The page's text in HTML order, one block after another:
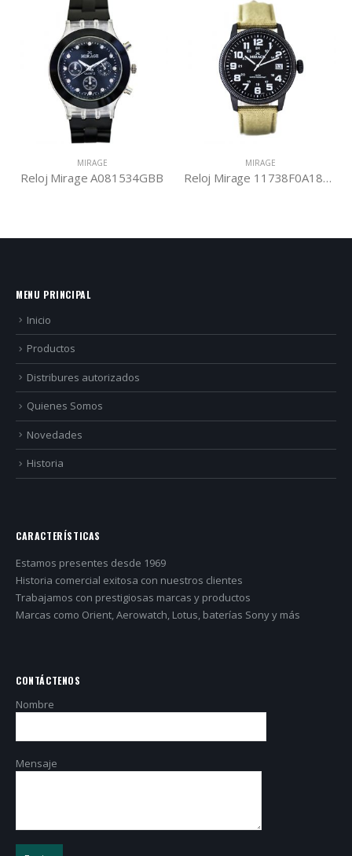
MIRAGE
Reloj Mirage A081534GBB
MIRAGE
Reloj Mirage 11738F0A182B
MENU PRINCIPAL
Inicio
Productos
Distribures autorizados
Quienes Somos
Novedades
Historia
CARACTERÍSTICAS
Estamos presentes desde 1969
Historia comercial exitosa con nuestros clientes
Trabajamos con prestigiosas marcas y productos
Marcas como Orient, Aerowatch, Lotus, baterías Sony y más
CONTÁCTENOS
Nombre
Mensaje